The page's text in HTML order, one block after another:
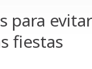
para
fiestas